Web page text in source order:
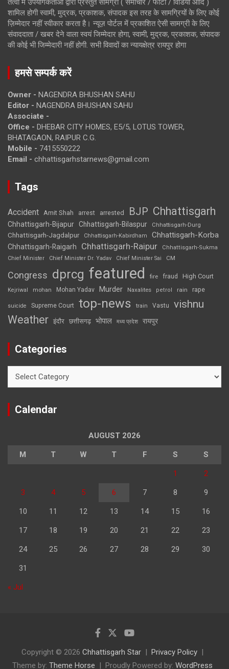
तत्वों में उपयोगकर्ताओं द्वारा प्रस्तुत सामग्री ( समाचार / फोटो / विडियो आदि )
शामिल होगी स्वामी, मुद्रक, प्रकाशक, संपादक इस तरह के सामग्रियों के लिए कोई
ज़िम्मेदार नहीं स्वीकार करता है। न्यूज़ पोर्टल में प्रकाशित ऐसी सामग्री के लिए
संवाददाता / खबर देने वाला स्वयं जिम्मेदार होगा, स्वामी, मुद्रक, प्रकाशक, संपादक
की कोई भी जिम्मेदारी नहीं होगी. सभी विवादों का न्यायक्षेत्र रायपुर होगा
हमसे सम्पर्क करें
Owner - NAGENDRA BHUSHAN SAHU
Editor - NAGENDRA BHUSHAN SAHU
Associate -
Office - DHEBAR CITY HOMES, E5/5, LOTUS TOWER,
BHATAGAON, RAIPUR C.G.
Mobile - 7415550222
Email - chhattisgarhstarnews@gmail.com
Tags
Accident Amit Shah arrest arrested BJP Chhattisgarh
Chhattisgarh-Bijapur Chhattisgarh-Bilaspur Chhattisgarh-Durg
Chhattisgarh-Jagdalpur Chhattisgarh-Kabirdham Chhattisgarh-Korba
Chhattisgarh-Raigarh Chhattisgarh-Raipur
Chhattisgarh-Sukma
Chief Minister
Chief Minister Dr. Yadav Chief Minister Sai CM
Congress dprcg featured fire fraud High Court
Kejriwal mohan Mohan Yadav Murder Naxalites petrol rain rape
suicide Supreme Court top-news train Vastu vishnu
Weather इंदौर छत्तीसगढ़ भोपाल मध्य प्रदेश रायपुर
Categories
Calendar
AUGUST 2026
M T W T F S S
1 2
3 4 5 6 7 8 9
10 11 12 13 14 15 16
17 18 19 20 21 22 23
24 25 26 27 28 29 30
31
« Jul
Copyright © 2026 Chhattisgarh Star
Privacy Policy
Theme by: Theme Horse Proudly Powered by: WordPress